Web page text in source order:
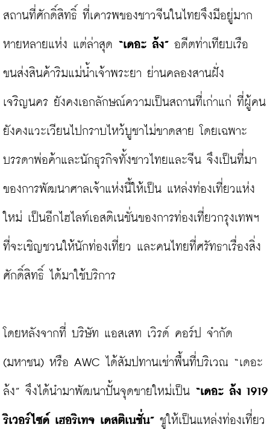
สถานที่ศักดิ์สิทธิ์ ที่เคารพของชาวจีนในไทยจึงมีอยู่มาก
หายหลายแห่ง แต่ล่าสุด “เดอะ ล้ง” อดีตท่าเทียบเรือ
ขนส่งสินค้าริมแม่น้ำเจ้าพระยา ย่านคลองสานฝั่ง
เจริญนคร ยังคงเอกลักษณ์ความเป็นสถานที่เก่าแก่ ที่ผู้คน
ยังคงแวะเวียนไปกราบไหว้บูชาไม่ขาดสาย โดยเฉพาะ
บรรดาพ่อค้าและนักธุรกิจทั้งชาวไทยและจีน จึงเป็นที่มา
ของการพัฒนาศาลเจ้าแห่งนี้ให้เป็น แหล่งท่องเที่ยวแห่ง
ใหม่ เป็นอีกไฮไลท์เอสติเนชั่นของการท่องเที่ยวกรุงเทพฯ
ที่จะเชิญชวนให้นักท่องเที่ยว และคนไทยที่ศรัทธาเรื่องสิ่ง
ศักดิ์สิทธิ์ ได้มาใช้บริการ
โดยหลังจากที่ บริษัท แอสเสท เวิรด์ คอร์ป จำกัด
(มหาชน) หรือ AWC ได้สัมปทานเช่าพื้นที่บริเวณ “เดอะ
ล้ง” จึงได้นำมาพัฒนาปั้นจุดขายใหม่เป็น “เดอะ ล้ง 1919
ริเวอร์ไซด์ เฮอริเทจ เดสติเนชั่น” ชูให้เป็นแหล่งท่องเที่ยว